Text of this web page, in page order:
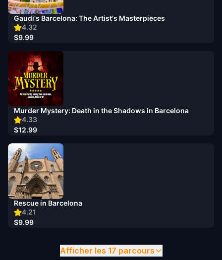
4.32
Gaudi's Barcelona: The Artist's Masterpieces
$9.99
4.33
Murder Mystery: Death in the Shadows in Barcelona
$12.99
4.21
Rescue in Barcelona
$9.99
Afficher les 17 parcours